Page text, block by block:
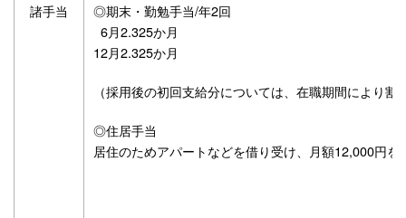
諸手当
◎期末・勤勉手当/年2回
6月2.325か月
12月2.325か月
（採用後の初回支給分については、在職期間により割
◎住居手当
居住のためアパートなどを借り受け、月額12,000円